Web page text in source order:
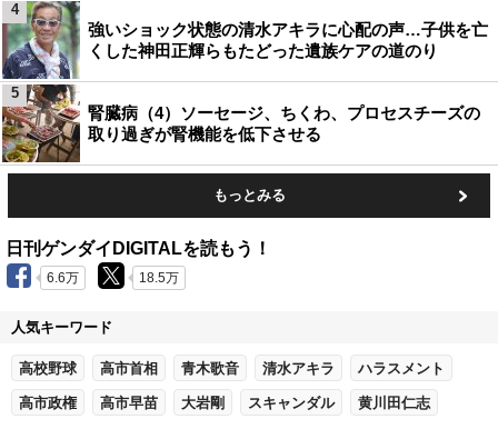
強いショック状態の清水アキラに心配の声…子供を亡
くした神田正輝らもたどった遺族ケアの道のり
4
腎臓病（4）ソーセージ、ちくわ、プロセスチーズの
取り過ぎが腎機能を低下させる
5
もっとみる
日刊ゲンダイDIGITALを読もう！
6.6万 18.5万
人気キーワード
高校野球 高市首相 青木歌音 清水アキラ ハラスメント
高市政権 高市早苗 大岩剛 スキャンダル 黄川田仁志